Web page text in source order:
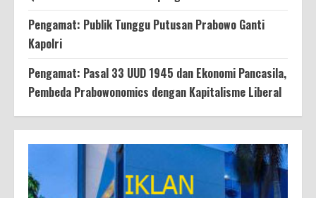
Pengamat: Publik Tunggu Putusan Prabowo Ganti
Kapolri
Pengamat: Pasal 33 UUD 1945 dan Ekonomi Pancasila,
Pembeda Prabowonomics dengan Kapitalisme Liberal